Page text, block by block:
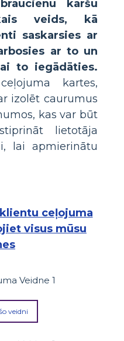
karšu
veids, kā
saskarsies ar
ar to un
to iegādāties.
kartes,
izolēt caurumus
kas var būt
lietotāja
lai apmierinātu
ceļojuma
visus mūsu
veidni